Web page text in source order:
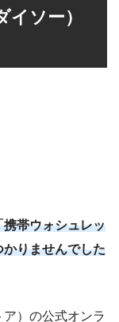
ソー）
帯ウォシュレッ
りませんでした
）の公式オンラ